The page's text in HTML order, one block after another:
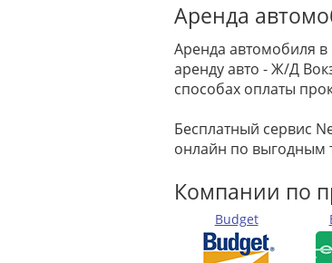
Аренда
Аренда автомобиля
аренду авто - Ж/Д
способах оплаты
Бесплатный сервис
онлайн по выгодным
Компании по
Budget